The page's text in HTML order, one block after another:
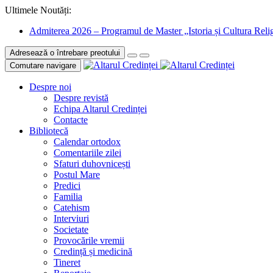
Ultimele Noutăți:
Admiterea 2026 – Programul de Master „Istoria și Cultura
Adresează o întrebare preotului
Comutare navigare
Despre noi
Despre revistă
Echipa Altarul Credinței
Contacte
Bibliotecă
Calendar ortodox
Comentariile zilei
Sfaturi duhovnicești
Postul Mare
Predici
Familia
Catehism
Interviuri
Societate
Provocările vremii
Credință și medicină
Tineret